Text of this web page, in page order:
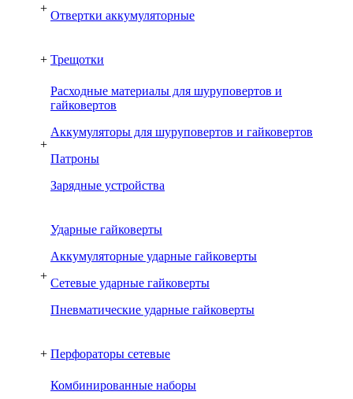
+
Отвертки аккумуляторные
+ Трещотки
+
Расходные материалы для шуруповертов и
гайковертов
Аккумуляторы для шуруповертов и гайковертов
Патроны
Зарядные устройства
+
Ударные гайковерты
Аккумуляторные ударные гайковерты
Сетевые ударные гайковерты
Пневматические ударные гайковерты
+ Перфораторы сетевые
Комбинированные наборы